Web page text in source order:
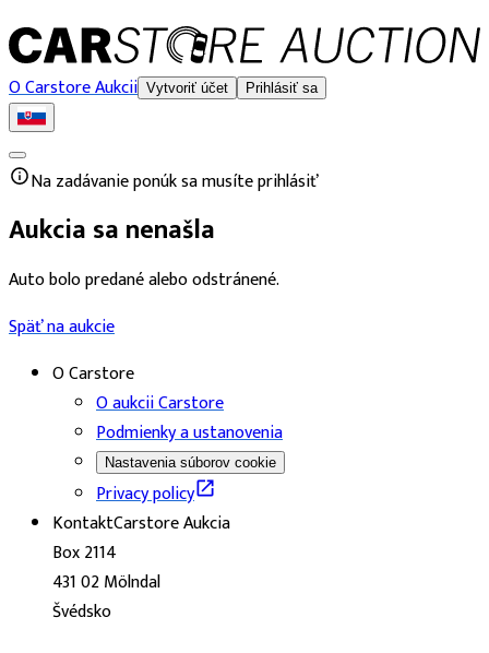
O Carstore Aukcii Vytvoriť účet Prihlásiť sa
Na zadávanie ponúk sa musíte prihlásiť
Aukcia sa nenašla
Auto bolo predané alebo odstránené.
Späť na aukcie
O Carstore
O aukcii Carstore
Podmienky a ustanovenia
Nastavenia súborov cookie
Privacy policy
KontaktCarstore Aukcia
Box 2114
431 02 Mölndal
Švédsko